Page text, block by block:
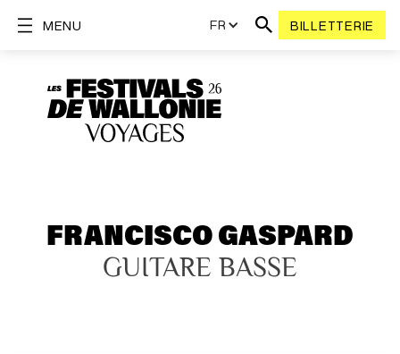
FR BILLETTERIE
MENU
FRANCISCO GASPARD
GUITARE BASSE